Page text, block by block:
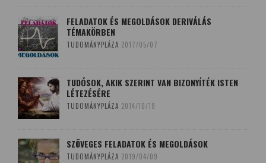
FELADATOK ÉS MEGOLDÁSOK DERIVÁLÁS
TÉMAKÖRBEN
TUDOMÁNYPLÁZA 2017/05/07
TUDÓSOK, AKIK SZERINT VAN BIZONYÍTÉK ISTEN
LÉTEZÉSÉRE
TUDOMÁNYPLÁZA 2014/10/19
SZÖVEGES FELADATOK ÉS MEGOLDÁSOK
TUDOMÁNYPLÁZA 2019/04/09